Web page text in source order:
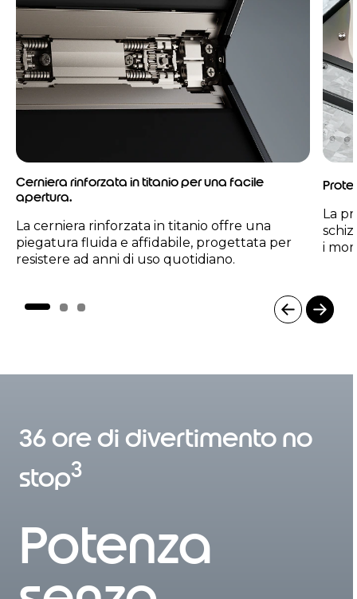
Cerniera rinforzata in titanio per una facile
apertura.
La cerniera rinforzata in titanio offre una
piegatura fluida e affidabile, progettata per
resistere ad anni di uso quotidiano.
La
i
t
36 ore di divertimento no
stop3
Potenza